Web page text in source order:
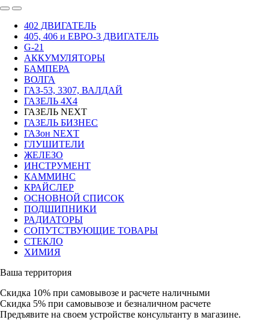
402 ДВИГАТЕЛЬ
405, 406 и ЕВРО-3 ДВИГАТЕЛЬ
G-21
АККУМУЛЯТОРЫ
БАМПЕРА
ВОЛГА
ГАЗ-53, 3307, ВАЛДАЙ
ГАЗЕЛЬ 4Х4
ГАЗЕЛЬ NEXT
ГАЗЕЛЬ БИЗНЕС
ГАЗон NEXT
ГЛУШИТЕЛИ
ЖЕЛЕЗО
ИНСТРУМЕНТ
КАММИНС
КРАЙСЛЕР
ОСНОВНОЙ СПИСОК
ПОДШИПНИКИ
РАДИАТОРЫ
СОПУТСТВУЮЩИЕ ТОВАРЫ
СТЕКЛО
ХИМИЯ
Ваша территория
Скидка 10% при самовывозе и расчете наличными
Скидка 5% при самовывозе и безналичном расчете
Предъявите на своем устройстве консультанту в магазине.